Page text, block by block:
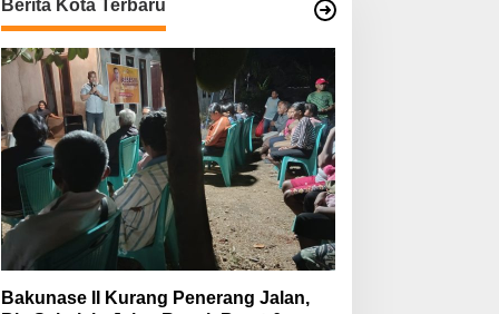
Berita Kota Terbaru
Bakunase II Kurang Penerang Jalan,